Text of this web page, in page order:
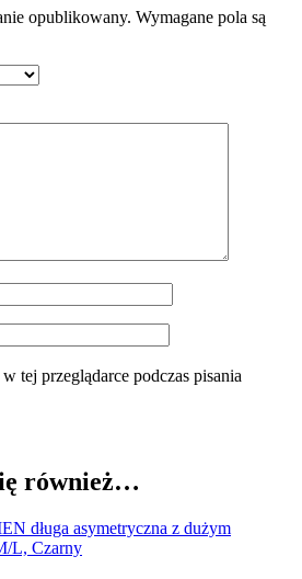
opublikowany. Wymagane pola są
tej przeglądarce podczas pisania
również…